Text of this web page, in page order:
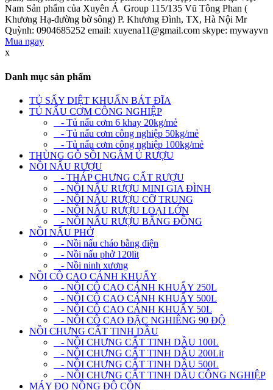
Nam Sản phẩm của Xuyên Á Group 115/135 Vũ Tông Phan (
Khương Hạ-đường bờ sông) P. Khương Đình, TX, Hà Nội Mr
Quỳnh: 0904685252 email: xuyena11@gmail.com skype: mywayvn
Mua ngay
x
Danh mục sản phẩm
TỦ SẤY DIỆT KHUẨN BÁT ĐĨA
TỦ NẤU CƠM CÔNG NGHIỆP
- Tủ nấu cơm 6 khay 20kg/mẻ
- Tủ nấu cơm công nghiệp 50kg/mẻ
- Tủ nấu cơm công nghiệp 100kg/mẻ
THÙNG GỖ SỒI NGÂM Ủ RƯỢU
NỒI NẤU RƯỢU
- THÁP CHƯNG CẤT RƯỢU
- NỒI NẤU RƯỢU MINI GIA ĐÌNH
- NỒI NẤU RƯỢU CỠ TRUNG
- NỒI NẤU RƯỢU LOẠI LỚN
- NỒI NẤU RƯỢU BẰNG ĐỒNG
NỒI NẤU PHỞ
- Nồi nấu cháo bằng điện
- Nồi nấu phở 120lit
- Nồi ninh xương
NỒI CÔ CAO CÁNH KHUẤY
- NỒI CÔ CAO CÁNH KHUẤY 250L
- NỒI CÔ CAO CÁNH KHUẤY 500L
- NỒI CÔ CAO CÁNH KHUẤY 50L
- NỒI CÔ CAO ĐẶC NGHIÊNG 90 ĐỘ
NỒI CHƯNG CẤT TINH DẦU
- NỒI CHƯNG CẤT TINH DẦU 100L
- NỒI CHƯNG CẤT TINH DẦU 200Lit
- NỒI CHƯNG CẤT TINH DẦU 500L
- NỒI CHƯNG CẤT TINH DẦU CÔNG NGHIỆP
MÁY ĐO NỒNG ĐỘ CỒN